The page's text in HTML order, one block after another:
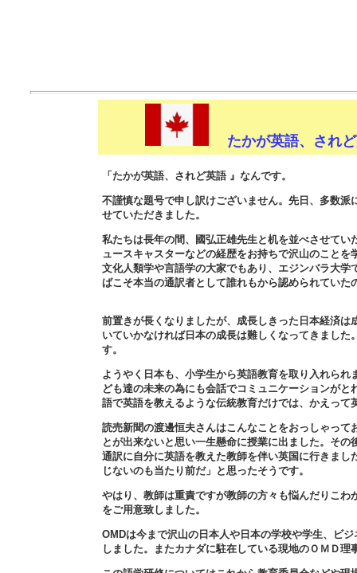
たかが英語、され
「たかが英語、されど英語 』なんです。
不謹慎な題号で申し訳けございません。先日、多数
せていただきました。
私たちは長年の間、國弘正雄先生と机を並べさせて
ュースキャスターなどの経歴をお持ちで沢山のこと
文化人類学や言語学の大家でもあり、エジンバラ大
ばこそ本当の通訳者として誰れもから認められていた
前置きが長くなりましたが、成長しきった日本経済
いていかなければ日本の成長は難しくなってきまし
す。
ようやく日本も、小学生から英語教育を取り入れら
ども達の未来の為にも会話でコミュニケーションが
語で英語を教えるような伝統教育だけでは、かえっ
読売新聞の渡邊恒夫さんはこんなことをおっしゃっ
とが出来ないと思い一生懸命に授業に出ました。そ
通訳に自分に英語を教えた教師を伴い英国に行きま
じないのも当たり前だ」と思ったそうです。
やはり、教師は重責ですが教師の方々も悩んだりこ
をご用意致しました。
OMDは今まで沢山の日本人や日本の学校や学生、ビ
しました。またカナダに駐在している現地のＯＭＤ